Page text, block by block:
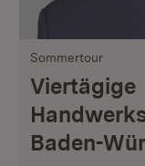
Sommertour
Viertägige
Baden-